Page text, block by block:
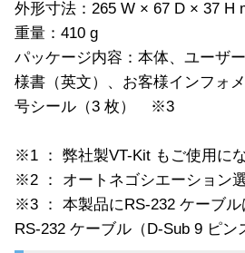
外形寸法：265 W × 67 D × 37 H
重量：410 g
パッケージ内容：本体、ユーザ
様書（英文）、お客様インフォ
号シール（3 枚） ※3
※1 ： 弊社製VT-Kit もご使用に
※2 ： オートネゴシエーション
※3 ： 本製品にRS-232 ケーブ
RS-232 ケーブル（D-Sub 9 ピ